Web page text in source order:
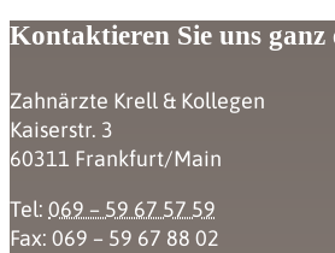
Kontaktieren Sie uns ganz
Zahnärzte Krell & Kollegen
Kaiserstr. 3
60311 Frankfurt/Main
Tel: 069 – 59 67 57 59
Fax: 069 – 59 67 88 02